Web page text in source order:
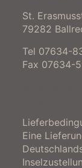
St.
79282
Tel 07634-
Fax 07634-
Eine